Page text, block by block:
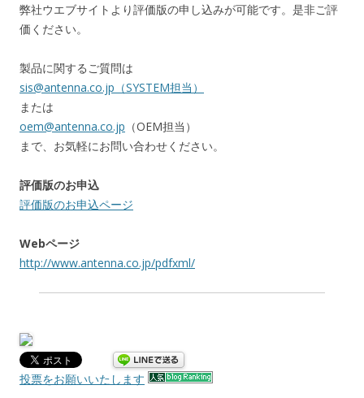
弊社ウエブサイトより評価版の申し込みが可能です。是非ご評
価ください。
製品に関するご質問は
sis@antenna.co.jp（SYSTEM担当）
または
oem@antenna.co.jp （OEM担当）
まで、お気軽にお問い合わせください。
評価版のお申込
評価版のお申込ページ
Webページ
http://www.antenna.co.jp/pdfxml/
投票をお願いいたします